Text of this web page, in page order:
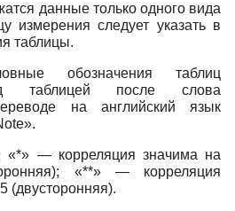
данные только одного вида
измерения следует указать в
таблицы.
обозначения таблиц
таблицей после слова
на английский язык
«*» — корреляция значима на
«**» — корреляция
(двусторонняя).